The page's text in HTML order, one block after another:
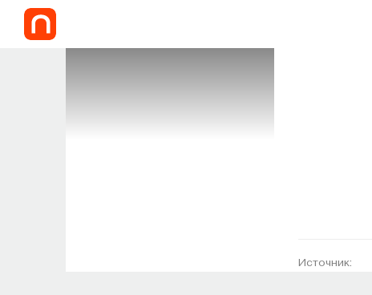
Источник: